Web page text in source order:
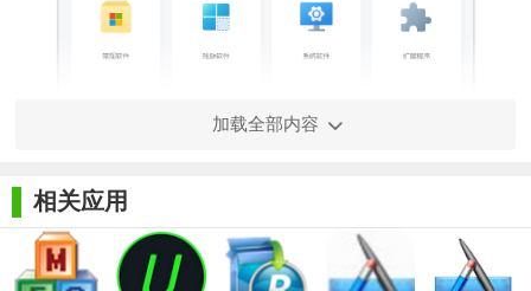
1. 快速卸载：在软件列表中，用户可以通过简单的点击操作
快速卸载不需要的软件。
加载全部内容
相关应用